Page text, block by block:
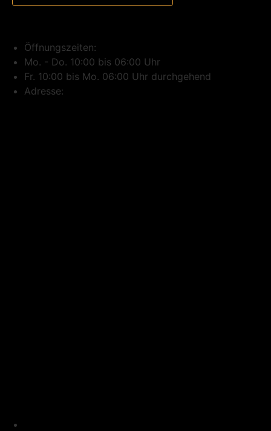
Öffnungszeiten:
Mo. - Do. 10:00 bis 06:00 Uhr
Fr. 10:00 bis Mo. 06:00 Uhr durchgehend
Adresse: